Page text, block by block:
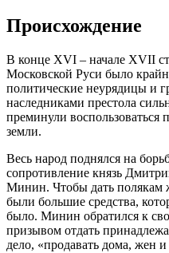
Происхождение
В конце XVI – начале XVII
Московской Руси было
политические неурядицы и
наследниками престола
преминули воспользоваться
земли.
Весь народ поднялся на
сопротивление князь
Минин. Чтобы дать полякам
были большие средства,
было. Минин обратился к
призывом отдать
дело, «продавать дома, жен